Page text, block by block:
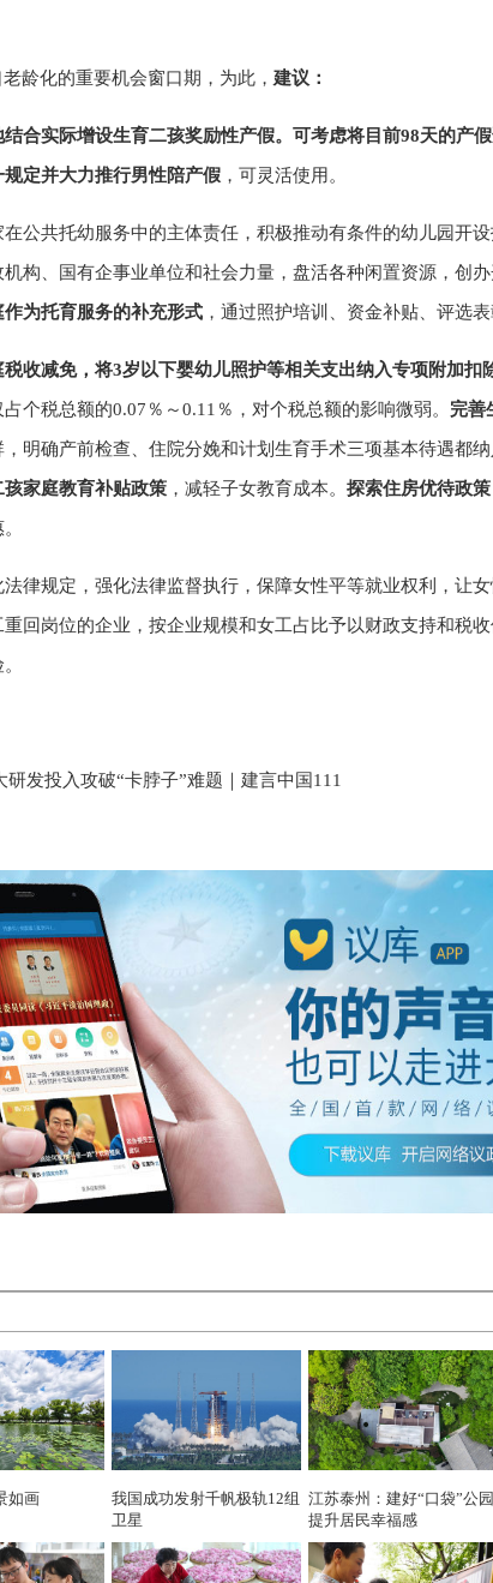
龄化的重要机会窗口期，为此， 建议：
合实际增设生育二孩奖励性产假。可考虑将目前98天的产
规定并大力推行男性陪产假 ，可灵活使用。
在公共托幼服务中的主体责任，积极推动有条件的幼儿园开
机构、国有企事业单位和社会力量，盘活各种闲置资源，创
为托育服务的补充形式 ，通过照护培训、资金补贴、评选
收减免，将3岁以下婴幼儿照护等相关支出纳入专项附加扣
个税总额的0.07％～0.11％，对个税总额的影响微弱。 完善
明确产前检查、住院分娩和计划生育手术三项基本待遇都纳
孩家庭教育补贴政策 ，减轻子女教育成本。 探索住房优待政策
法律规定，强化法律监督执行，保障女性平等就业权利，让
回岗位的企业，按企业规模和女工占比予以财政支持和税
发投入攻破“卡脖子”难题｜建言中国111